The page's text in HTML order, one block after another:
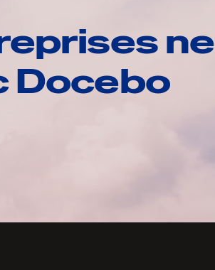
ne
Docebo